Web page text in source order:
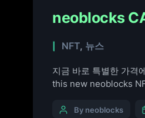
neoblocks
NFT, 뉴스
지금 바로 특별한 가
this new neoblocks
By neoblocks